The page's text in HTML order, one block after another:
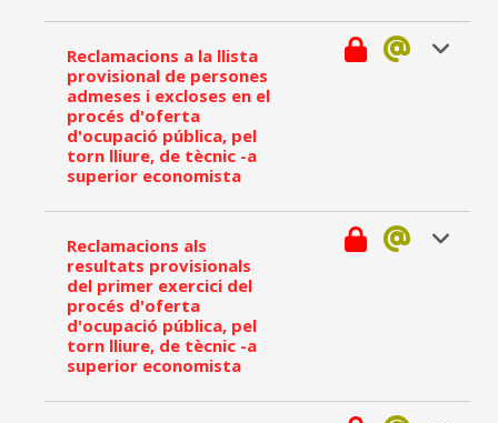
Reclamacions a la llista
provisional de persones
admeses i excloses en el
procés d'oferta
d'ocupació pública, pel
torn lliure, de tècnic -a
superior economista
Reclamacions als
resultats provisionals
del primer exercici del
procés d'oferta
d'ocupació pública, pel
torn lliure, de tècnic -a
superior economista